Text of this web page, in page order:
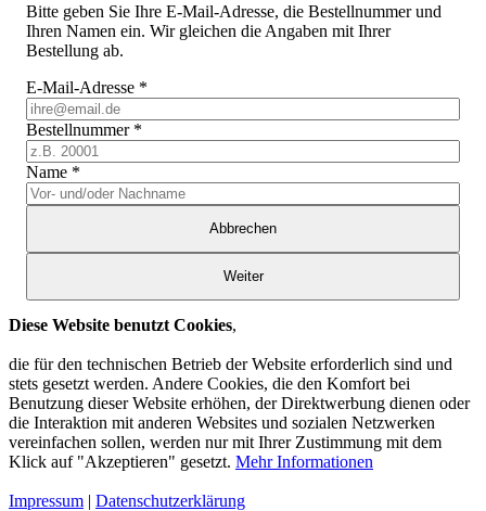
Bitte geben Sie Ihre E-Mail-Adresse, die Bestellnummer und
Ihren Namen ein. Wir gleichen die Angaben mit Ihrer
Bestellung ab.
E-Mail-Adresse *
Bestellnummer *
Name *
Abbrechen
Weiter
Diese Website benutzt Cookies,
die für den technischen Betrieb der Website erforderlich sind und
stets gesetzt werden. Andere Cookies, die den Komfort bei
Benutzung dieser Website erhöhen, der Direktwerbung dienen oder
die Interaktion mit anderen Websites und sozialen Netzwerken
vereinfachen sollen, werden nur mit Ihrer Zustimmung mit dem
Klick auf "Akzeptieren" gesetzt. Mehr Informationen
Impressum | Datenschutzerklärung